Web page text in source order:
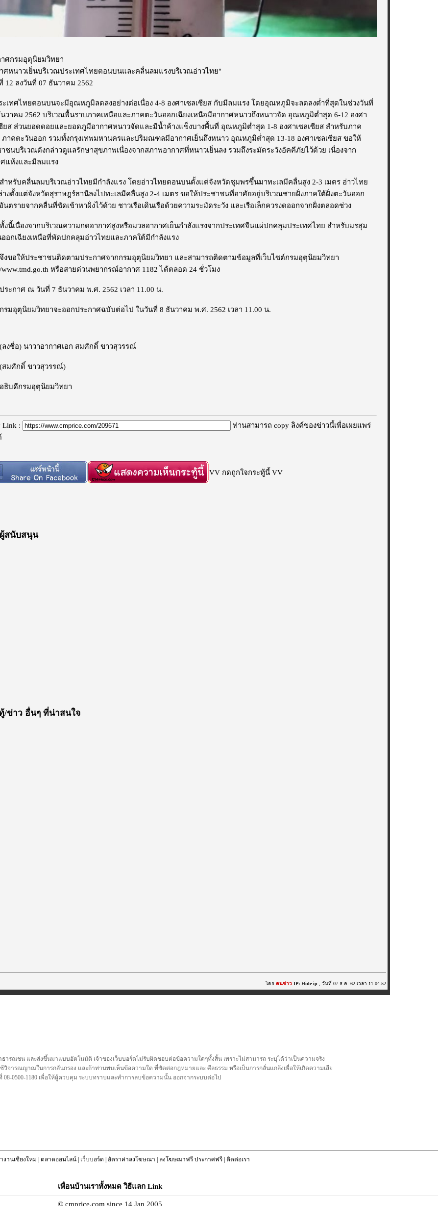
ศกรมอุตุนิยมวิทยา
ศหนาวเย็นบริเวณประเทศไทยตอนบนและคลื่นลมแรงบริเวณอ่าวไทย"
12 ลงวันที่ 07 ธันวาคม 2562
ทศไทยตอนบนจะมีอุณหภูมิลดลงอย่างต่อเนื่อง 4-8 องศาเซลเซียส กับมีลมแรง โดยอุณหภูมิจะลดลงต่ำที่สุดในช่วงวันที่
นวาคม 2562 บริเวณพื้นราบภาคเหนือและภาคตะวันออกเฉียงเหนือมีอากาศหนาวถึงหนาวจัด อุณหภูมิต่ำสุด 6-12 องศา
ยส ส่วนยอดดอยและยอดภูมีอากาศหนาวจัดและมีน้ำค้างแข็งบางพื้นที่ อุณหภูมิต่ำสุด 1-8 องศาเซลเซียส สำหรับภาค
ภาคตะวันออก รวมทั้งกรุงเทพมหานครและปริมณฑลมีอากาศเย็นถึงหนาว อุณหภูมิต่ำสุด 13-18 องศาเซลเซียส ขอให้
ชนบริเวณดังกล่าวดูแลรักษาสุขภาพเนื่องจากสภาพอากาศที่หนาวเย็นลง รวมถึงระมัดระวังอัคคีภัยไว้ด้วย เนื่องจาก
แห้งและมีลมแรง
บคลื่นลมบริเวณอ่าวไทยมีกำลังแรง โดยอ่าวไทยตอนบนตั้งแต่จังหวัดชุมพรขึ้นมาทะเลมีคลื่นสูง 2-3 เมตร อ่าวไทย
งตั้งแต่จังหวัดสุราษฎร์ธานีลงไปทะเลมีคลื่นสูง 2-4 เมตร ขอให้ประชาชนที่อาศัยอยู่บริเวณชายฝั่งภาคใต้ฝั่งตะวันออก
นตรายจากคลื่นที่ซัดเข้าหาฝั่งไว้ด้วย ชาวเรือเดินเรือด้วยความระมัดระวัง และเรือเล็กควรงดออกจากฝั่งตลอดช่วง
นื่องจากบริเวณความกดอากาศสูงหรือมวลอากาศเย็นกำลังแรงจากประเทศจีนแผ่ปกคลุมประเทศไทย สำหรับมรสุม
อกเฉียงเหนือที่พัดปกคลุมอ่าวไทยและภาคใต้มีกำลังแรง
ให้ประชาชนติดตามประกาศจากกรมอุตุนิยมวิทยา และสามารถติดตามข้อมูลที่เว็บไซต์กรมอุตุนิยมวิทยา
www.tmd.go.th หรือสายด่วนพยากรณ์อากาศ 1182 ได้ตลอด 24 ชั่วโมง
าศ ณ วันที่ 7 ธันวาคม พ.ศ. 2562 เวลา 11.00 น.
ตุนิยมวิทยาจะออกประกาศฉบับต่อไป ในวันที่ 8 ธันวาคม พ.ศ. 2562 เวลา 11.00 น.
) นาวาอากาศเอก สมศักดิ์ ขาวสุวรรณ์
กดิ์ ขาวสุวรรณ์)
กรมอุตุนิยมวิทยา
Link :
ท่านสามารถ copy ลิงค์ของข่าวนี้เพื่อเผยแพร่
VV กดถูกใจกระทู้นี้ VV
สนับสนุน
/ข่าว อื่นๆ ที่น่าสนใจ
โดย ตนข่าว IP: Hide ip , วันที่ 07 ธ.ค. 62 เวลา 11:04:52
ารณชน และส่งขึ้นมาแบบอัตโนมัติ เจ้าของเว็บบอร์ดไม่รับผิดชอบต่อข้อความใดๆทั้งสิ้น เพราะไม่สามารถ ระบุได้ว่าเป็นความจริง
วิจารณญาณในการกลั่นกรอง และถ้าท่านพบเห็นข้อความใด ที่ขัดต่อกฎหมายและ ศีลธรรม หรือเป็นการกลั่นแกล้งเพื่อให้เกิดความเสีย
0500-1180 เพื่อให้ผู้ควบคุม ระบบทราบและทำการลบข้อความนั้น ออกจากระบบต่อไป
งานเชียงใหม่ | ตลาดออนไลน์| เว็บบอร์ด | อัตราค่าลงโฆษณา | ลงโฆษณาฟรี ประกาศฟรี| ติดต่อเรา
เพื่อนบ้านเราทั้งหมด วิธีแลก Link
© cmprice.com since 14 Jan 2005